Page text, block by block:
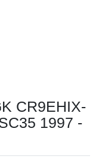
CR9EHIX-
1997 -